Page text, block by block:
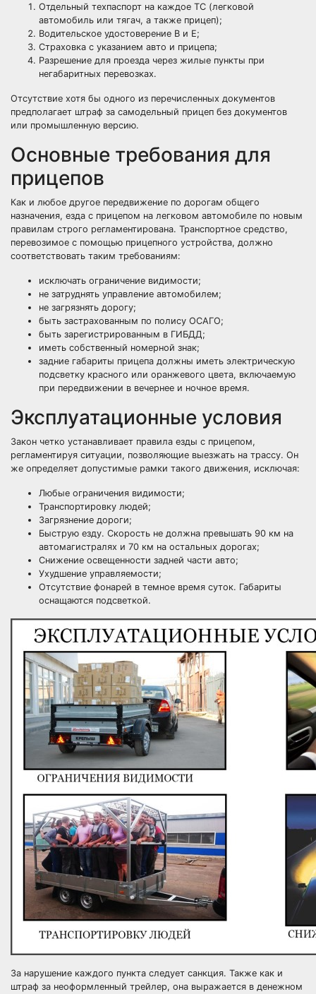
Отдельный техпаспорт на каждое ТС (легковой
автомобиль или тягач, а также прицеп);
Водительское удостоверение В и Е;
Страховка с указанием авто и прицепа;
Разрешение для проезда через жилые пункты при
негабаритных перевозках.
Отсутствие хотя бы одного из перечисленных документов
предполагает штраф за самодельный прицеп без документов
или промышленную версию.
Основные требования для
прицепов
Как и любое другое передвижение по дорогам общего
назначения, езда с прицепом на легковом автомобиле по новым
правилам строго регламентирована. Транспортное средство,
перевозимое с помощью прицепного устройства, должно
соответствовать таким требованиям:
исключать ограничение видимости;
не затруднять управление автомобилем;
не загрязнять дорогу;
быть застрахованным по полису ОСАГО;
быть зарегистрированным в ГИБДД;
иметь собственный номерной знак;
задние габариты прицепа должны иметь электрическую
подсветку красного или оранжевого цвета, включаемую
при передвижении в вечернее и ночное время.
Эксплуатационные условия
Закон четко устанавливает правила езды с прицепом,
регламентируя ситуации, позволяющие выезжать на трассу. Он
же определяет допустимые рамки такого движения, исключая:
Любые ограничения видимости;
Транспортировку людей;
Загрязнение дороги;
Быструю езду. Скорость не должна превышать 90 км на
автомагистралях и 70 км на остальных дорогах;
Снижение освещенности задней части авто;
Ухудшение управляемости;
Отсутствие фонарей в темное время суток. Габариты
оснащаются подсветкой.
За нарушение каждого пункта следует санкция. Также как и
штраф за неоформленный трейлер, она выражается в денежном